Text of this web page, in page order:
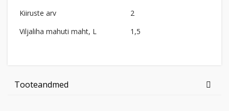
Kiiruste arv
2
Viljaliha mahuti maht, L
1,5
Tooteandmed